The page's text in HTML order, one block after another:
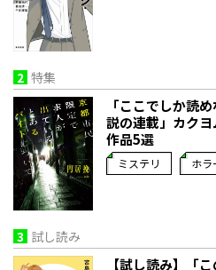
2 特集
「ここでしか読
説の連載」――カク
作品5選
ミステリ ホラ
3 試し読み
【試し読み】「